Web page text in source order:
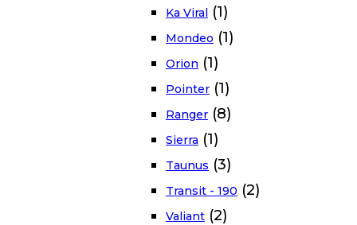
Ka Viral (1)
Mondeo (1)
Orion (1)
Pointer (1)
Ranger (8)
Sierra (1)
Taunus (3)
Transit - 190 (2)
Valiant (2)